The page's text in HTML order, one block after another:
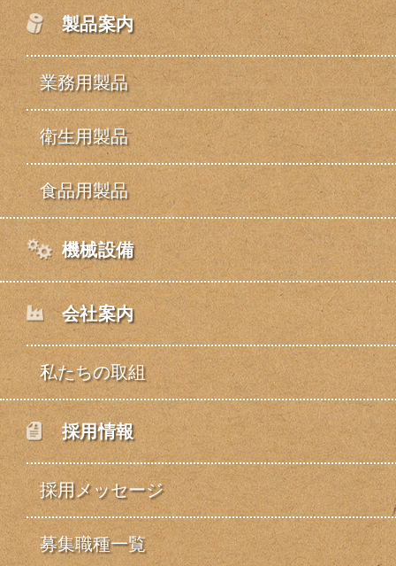
製品案内
業務用製品
衛生用製品
食品用製品
機械設備
会社案内
私たちの取組
採用情報
採用メッセージ
募集職種一覧